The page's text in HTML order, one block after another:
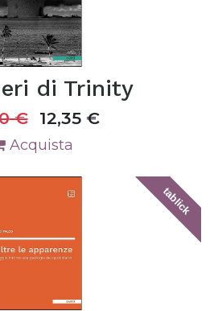
di Trinity
€ 12,35€
Acquista
tablick